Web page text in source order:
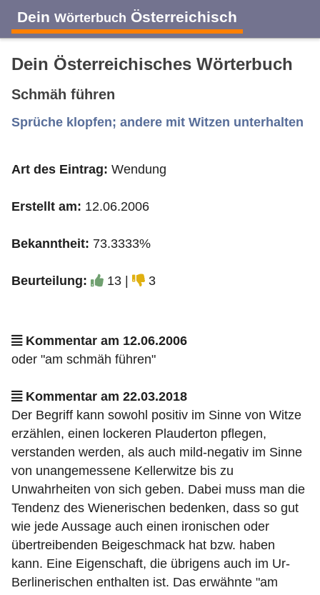
Dein Wörterbuch Österreichisch
A B C D E F G H I
J K L M N
Dein Österreichisches Wörterbuch
Schmäh führen
Sprüche klopfen; andere mit Witzen unterhalten
Art des Eintrag: Wendung
Erstellt am: 12.06.2006
Bekanntheit: 73.3333%
Beurteilung: 13 | 3
Kommentar am 12.06.2006
oder "am schmäh führen"
Kommentar am 22.03.2018
Der Begriff kann sowohl positiv im Sinne von Witze
erzählen, einen lockeren Plauderton pflegen,
verstanden werden, als auch mild-negativ im Sinne
von unangemessene Kellerwitze bis zu
Unwahrheiten von sich geben. Dabei muss man die
Tendenz des Wienerischen bedenken, dass so gut
wie jede Aussage auch einen ironischen oder
übertreibenden Beigeschmack hat bzw. haben
kann. Eine Eigenschaft, die übrigens auch im Ur-
Berlinerischen enthalten ist. Das erwähnte "am